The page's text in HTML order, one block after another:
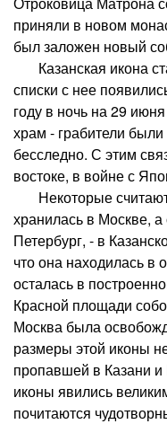
приняли в новом
был заложен новый
Казанская икона
списки с нее
году в ночь на 29
храм - грабители
бесследно. С этим
востоке, в войне с
Некоторые
хранилась в Москве,
Петербург, - в
что она находилась в
осталась в
Красной площади
Москва была
размеры этой иконы
пропавшей в Казани и
иконы явились
почитаются